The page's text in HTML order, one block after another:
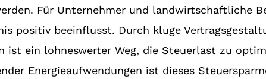
Für Unternehmer und landwirtschaftliche
positiv beeinflusst. Durch kluge
ist ein lohneswerter Weg, die Steuerlast zu
Energieaufwendungen ist dieses